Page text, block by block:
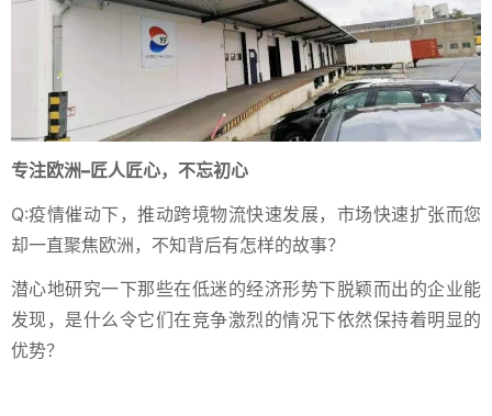
专注欧洲–匠人匠心，不忘初心
Q:疫情催动下，推动跨境物流快速发展，市场快速扩张而您
却一直聚焦欧洲，不知背后有怎样的故事？
潜心地研究一下那些在低迷的经济形势下脱颖而出的企业能
发现，是什么令它们在竞争激烈的情况下依然保持着明显的
优势？